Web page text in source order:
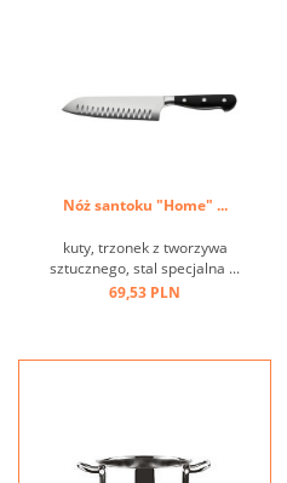
Nóż santoku "Home" ...
kuty, trzonek z tworzywa
sztucznego, stal specjalna ...
69,53 PLN